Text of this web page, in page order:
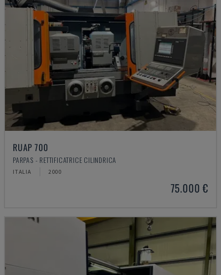
RUAP 700
PARPAS - RETTIFICATRICE CILINDRICA
ITALIA 2000
75.000 €